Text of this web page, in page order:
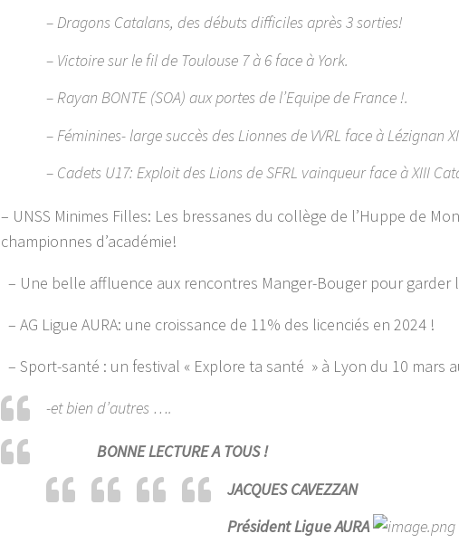
– Dragons Catalans, des débuts difficiles après 3 sorties!
– Victoire sur le fil de Toulouse 7 à 6 face à York.
– Rayan BONTE (SOA) aux portes de l’Equipe de France !.
– Féminines- large succès des Lionnes de VVRL face à Lézignan
– Cadets U17: Exploit des Lions de SFRL vainqueur face à XIII
– UNSS Minimes Filles: Les bressanes du collège de l’Huppe de
championnes d’académie!
– Une belle affluence aux rencontres Manger-Bouger pour garder
– AG Ligue AURA: une croissance de 11% des licenciés en 2024 !
– Sport-santé : un festival « Explore ta santé » à Lyon du 10 mars
-et bien d’autres ….
BONNE LECTURE A TOUS !
JACQUES CAVEZZAN
Président Ligue AURA